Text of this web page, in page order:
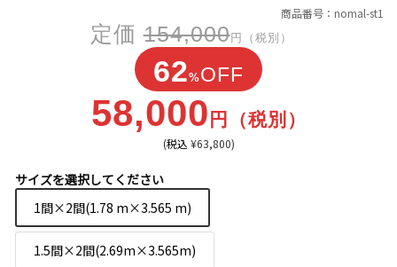
商品番号：nomal-st1
定価154,000円（税別）
62%OFF
58,000 円（税別）
(税込 ¥63,800)
サイズを選択してください
1間×2間(1.78 m×3.565 m)
1.5間×2間(2.69m×3.565m)